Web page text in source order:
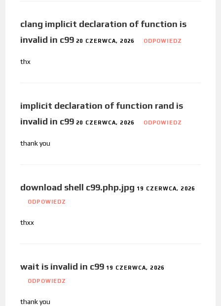
clang implicit declaration of function is
invalid in c99 20 CZERWCA, 2026 ODPOWIEDZ
thx
implicit declaration of function rand is
invalid in c99 20 CZERWCA, 2026 ODPOWIEDZ
thank you
download shell c99.php.jpg 19 CZERWCA, 2026
ODPOWIEDZ
thxx
wait is invalid in c99 19 CZERWCA, 2026
ODPOWIEDZ
thank you